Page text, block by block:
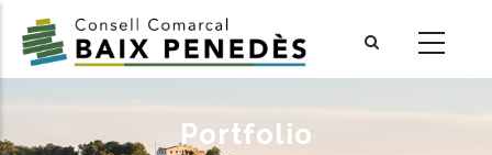
main
Portfolio